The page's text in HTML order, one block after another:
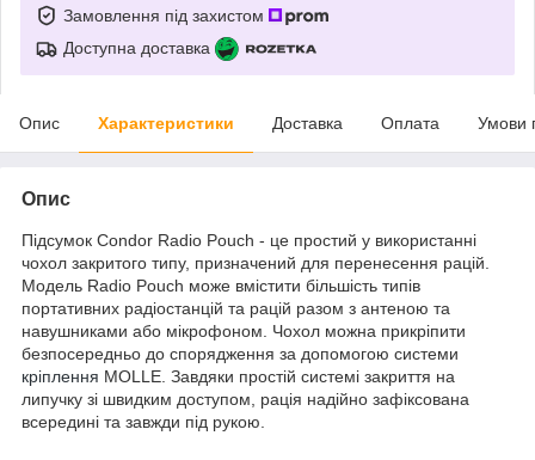
Замовлення під захистом
Доступна доставка
Опис Характеристики Доставка Оплата Умови
Опис
Підсумок Condor Radio Pouch - це простий у використанні
чохол закритого типу, призначений для перенесення рацій.
Модель Radio Pouch може вмістити більшість типів
портативних радіостанцій та рацій разом з антеною та
навушниками або мікрофоном. Чохол можна прикріпити
безпосередньо до спорядження за допомогою системи
кріплення MOLLE. Завдяки простій системі закриття на
липучку зі швидким доступом, рація надійно зафіксована
всередині та завжди під рукою.